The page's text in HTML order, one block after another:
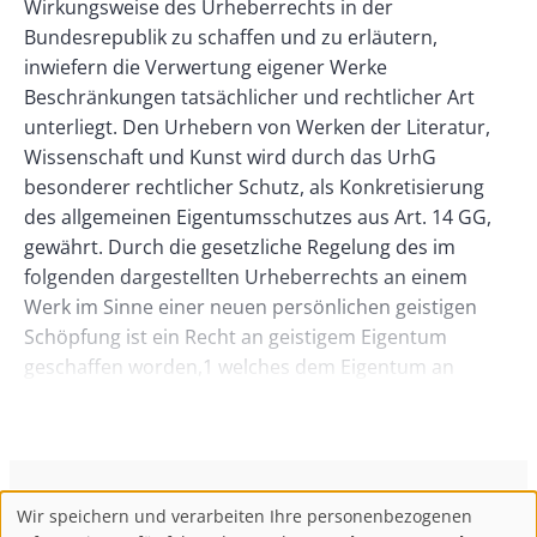
ConBrio Kulturmedienhaus AGB
Datenschutz
Wir speichern und verarbeiten Ihre personenbezogenen